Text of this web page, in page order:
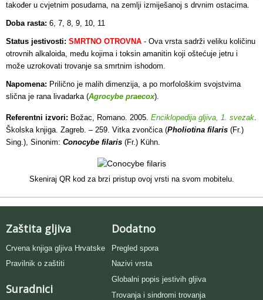
također u cvjetnim posudama, na zemlji izmiješanoj s drvnim ostacima.
Doba rasta: 6, 7, 8, 9, 10, 11
Status jestivosti: SMRTNO OTROVNA - Ova vrsta sadrži veliku količinu
otrovnih alkaloida, među kojima i toksin amanitin koji oštećuje jetru i
može uzrokovati trovanje sa smrtnim ishodom.
Napomena: Prilično je malih dimenzija, a po morfološkim svojstvima
slična je rana livadarka (Agrocybe praecox).
Referentni izvori: Božac, Romano. 2005. Enciklopedija gljiva, 1. svezak.
Školska knjiga. Zagreb. – 259. Vitka zvončica (Pholiotina filaris (Fr.)
Sing.), Sinonim: Conocybe filaris (Fr.) Kühn.
Skeniraj QR kod za brzi pristup ovoj vrsti na svom mobitelu.
Zaštita gljiva
Crvena knjiga gljiva Hrvatske
Pravilnik o zaštiti
Suradnici
Dodatno
Pregled spora
Nazivi vrsta
Globalni popis jestivih gljiva
Trovanja i sindromi trovanja